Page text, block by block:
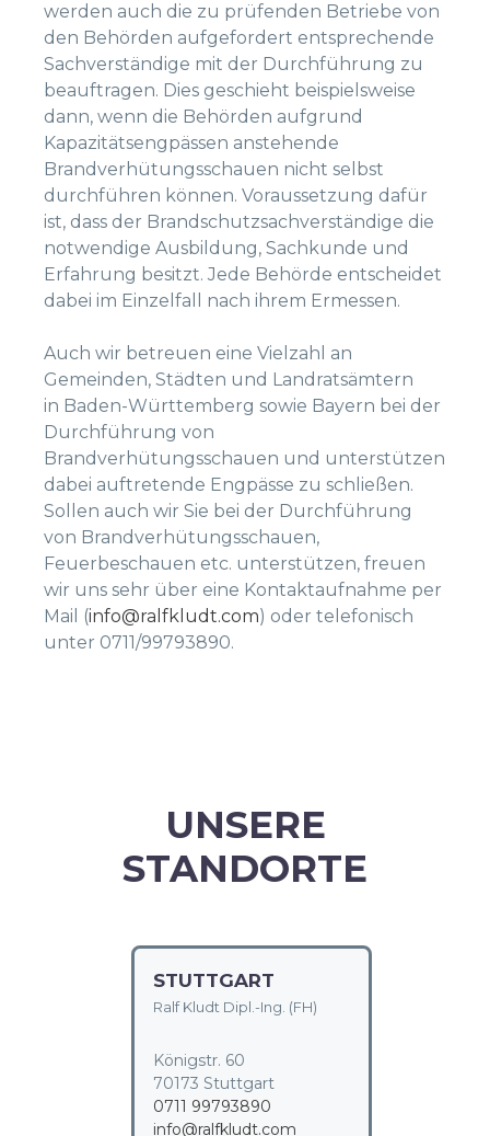
werden auch die zu prüfenden Betriebe von
den Behörden aufgefordert entsprechende
Sachverständige mit der Durchführung zu
beauftragen. Dies geschieht beispielsweise
dann, wenn die Behörden aufgrund
Kapazitätsengpässen anstehende
Brandverhütungsschauen nicht selbst
durchführen können. Voraussetzung dafür
ist, dass der Brandschutzsachverständige die
notwendige Ausbildung, Sachkunde und
Erfahrung besitzt. Jede Behörde entscheidet
dabei im Einzelfall nach ihrem Ermessen.
Auch wir betreuen eine Vielzahl an
Gemeinden, Städten und Landratsämtern
in Baden-Württemberg sowie Bayern bei der
Durchführung von
Brandverhütungsschauen und unterstützen
dabei auftretende Engpässe zu schließen.
Sollen auch wir Sie bei der Durchführung
von Brandverhütungsschauen,
Feuerbeschauen etc. unterstützen, freuen
wir uns sehr über eine Kontaktaufnahme per
Mail (info@ralfkludt.com) oder telefonisch
unter 0711/99793890.
UNSERE
STANDORTE
STUTTGART
Ralf Kludt Dipl.-Ing. (FH)
Königstr. 60
70173 Stuttgart
0711 99793890
info@ralfkludt.com